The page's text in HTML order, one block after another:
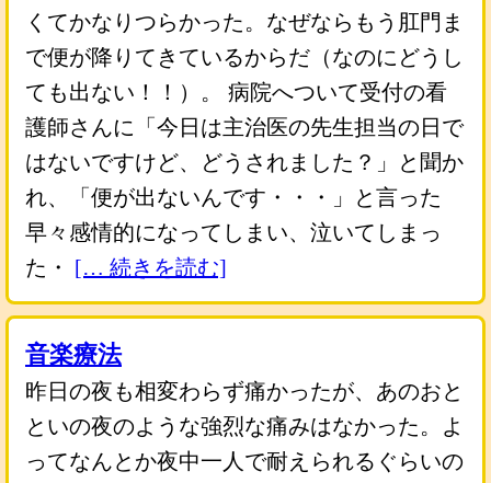
くてかなりつらかった。なぜならもう肛門ま
で便が降りてきているからだ（なのにどうし
ても出ない！！）。 病院へついて受付の看
護師さんに「今日は主治医の先生担当の日で
はないですけど、どうされました？」と聞か
れ、「便が出ないんです・・・」と言った
早々感情的になってしまい、泣いてしまっ
た・ [… 続きを読む]
音楽療法
昨日の夜も相変わらず痛かったが、あのおと
といの夜のような強烈な痛みはなかった。よ
ってなんとか夜中一人で耐えられるぐらいの